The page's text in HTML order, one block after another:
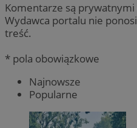
Komentarze są
Wydawca portalu nie
treść.
* pola obowiązkowe
Najnowsze
Popularne